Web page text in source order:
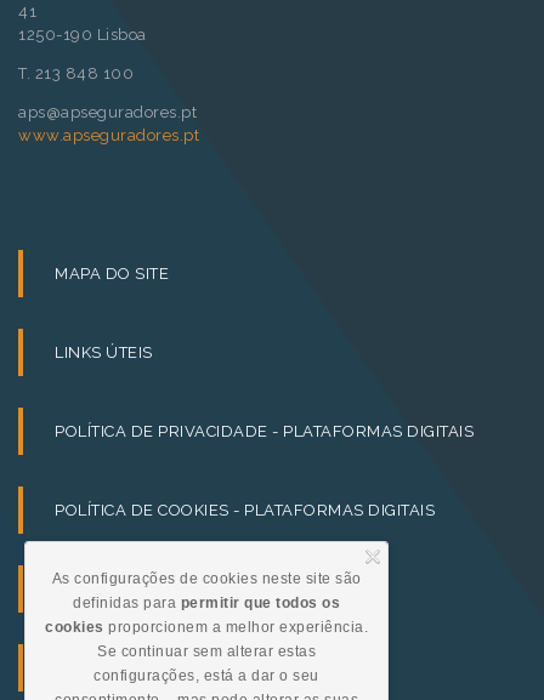
41
1250-190 Lisboa
T. 213 848 100
aps@apseguradores.pt
www.apseguradores.pt
MAPA DO SITE
LINKS ÚTEIS
POLÍTICA DE PRIVACIDADE - PLATAFORMAS DIGITAIS
POLÍTICA DE COOKIES - PLATAFORMAS DIGITAIS
TERMOS E CONDIÇÕES
TERMOS DE UTILIZAÇÃO - WEBSITES
As configurações de cookies neste site são
definidas para permitir que todos os
cookies proporcionem a melhor experiência.
Se continuar sem alterar estas
configurações, está a dar o seu